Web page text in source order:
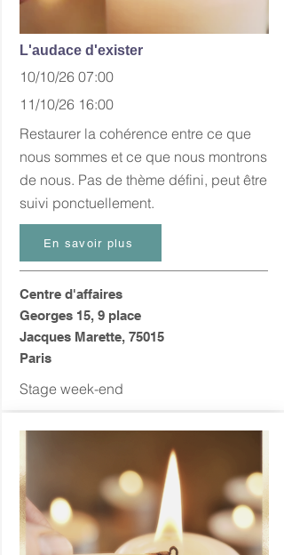
L'audace d'exister
10/10/26 07:00
11/10/26 16:00
Restaurer la cohérence entre ce que
nous sommes et ce que nous montrons
de nous. Pas de thème défini, peut être
suivi ponctuellement.
En savoir plus
Centre d'affaires
Georges 15, 9 place
Jacques Marette, 75015
Paris
Stage week-end